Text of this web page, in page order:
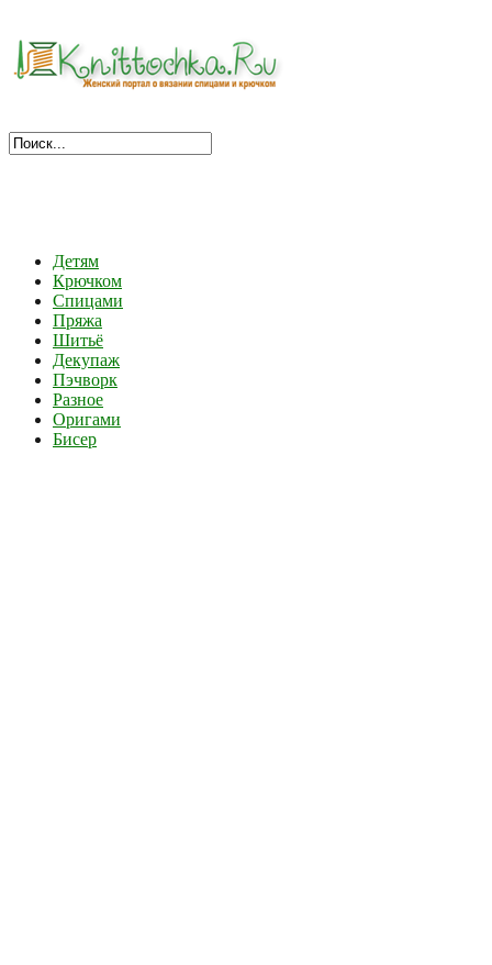
Детям
Крючком
Спицами
Пряжа
Шитьё
Декупаж
Пэчворк
Разное
Оригами
Бисер